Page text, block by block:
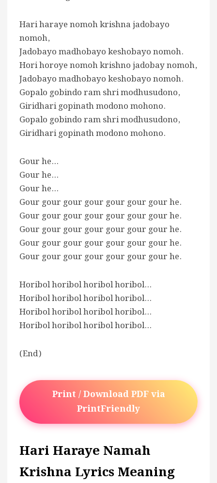
Hari haraye nomoh krishna jadobayo
nomoh,
Jadobayo madhobayo keshobayo nomoh.
Hori horoye nomoh krishno jadobay nomoh,
Jadobayo madhobayo keshobayo nomoh.
Gopalo gobindo ram shri modhusudono,
Giridhari gopinath modono mohono.
Gopalo gobindo ram shri modhusudono,
Giridhari gopinath modono mohono.
Gour he…
Gour he…
Gour he…
Gour gour gour gour gour gour gour he.
Gour gour gour gour gour gour gour he.
Gour gour gour gour gour gour gour he.
Gour gour gour gour gour gour gour he.
Gour gour gour gour gour gour gour he.
Horibol horibol horibol horibol…
Horibol horibol horibol horibol…
Horibol horibol horibol horibol…
Horibol horibol horibol horibol…
(End)
Print / Download PDF via
PrintFriendly
Hari Haraye Namah
Krishna Lyrics Meaning